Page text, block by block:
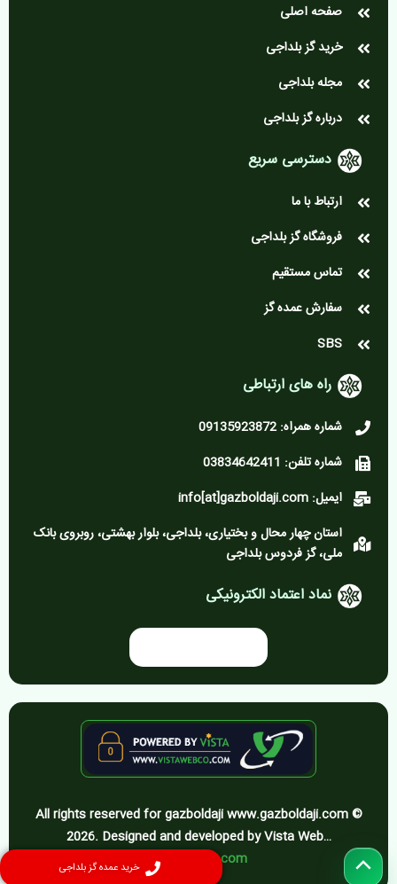
خرید عمده گز بلداجی
صفحه اصلی
خرید گز بلداجی
مجله بلداجی
درباره گز بلداجی
دسترسی سریع
ارتباط با ما
فروشگاه گز بلداجی
تماس مستقیم
سفارش عمده گز
SBS
راه های ارتباطی
شماره همراه: 09135923872
شماره تلفن: 03834642411
ایمیل: info[at]gazboldaji.com
استان چهار محال و بختیاری، بلداجی، بلوار بهشتی، روبروی بانک
ملی، گز فردوس بلداجی
نماد اعتماد الکترونیکی
All rights reserved for gazboldaji www.gazboldaji.com ©
2026. Designed and developed by Vista Web…
vistawebco.com
پیمایش